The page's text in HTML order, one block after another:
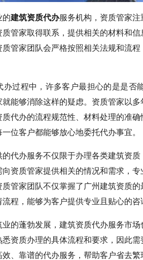
建筑资质代办服务机构，资质管家
质管家取得联系，提供相关的材料和
质管家团队会严格按照相关法规和流
程中，许多客户最担心的是是否
能够消除这样的疑虑。资质管家以
代办的流程规范性、材料处理的准
位客户都能够放心地委托代办事宜。
办服务不仅限于办理各类建筑资质
资质管家提供相关的情况和需求，
管家团队不仅掌握了广州建筑资质
程，能够为客户提供专业且贴心的咨
蓬勃发展，建筑资质代办服务市场
资质办理的具体流程和要求，因此
、靠谱的代办服务，帮助客户省去